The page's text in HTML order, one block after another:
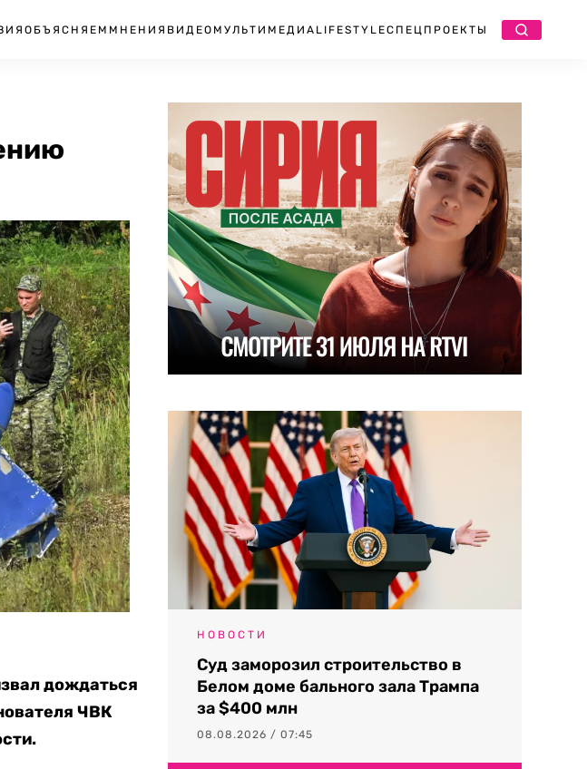
ОБЪЯСНЯЕМ МНЕНИЯ ВИДЕО МУЛЬТИМЕДИА LIFESTYLEСПЕЦПРОЕКТЫ
дождаться
ЧВК
НОВОСТИ
Суд заморозил строительство в
Белом доме бального зала Трампа
за $400 млн
08.08.2026 / 07:45